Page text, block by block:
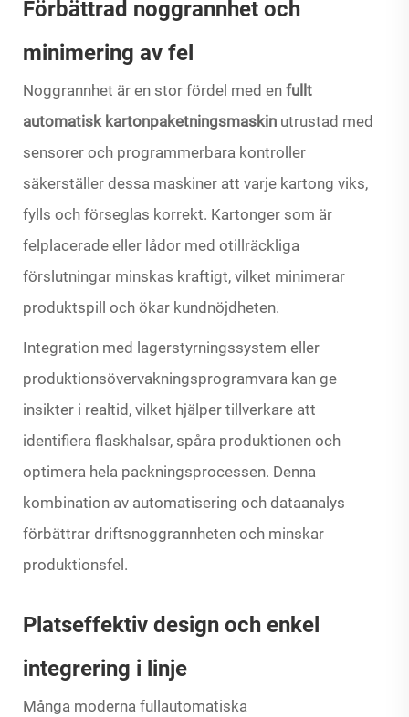
Förbättrad noggrannhet och
minimering av fel
Noggrannhet är en stor fördel med en fullt
automatisk kartonpaketningsmaskin utrustad med
sensorer och programmerbara kontroller
säkerställer dessa maskiner att varje kartong viks,
fylls och förseglas korrekt. Kartonger som är
felplacerade eller lådor med otillräckliga
förslutningar minskas kraftigt, vilket minimerar
produktspill och ökar kundnöjdheten.
Integration med lagerstyrningssystem eller
produktionsövervakningsprogramvara kan ge
insikter i realtid, vilket hjälper tillverkare att
identifiera flaskhalsar, spåra produktionen och
optimera hela packningsprocessen. Denna
kombination av automatisering och dataanalys
förbättrar driftsnoggrannheten och minskar
produktionsfel.
Platseffektiv design och enkel
integrering i linje
Många moderna fullautomatiska